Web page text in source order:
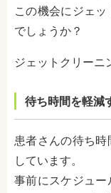
この機会にジェ
でしょうか？
ジェットクリー
待ち時間を軽減
患者さんの待ち
しています。
事前にスケジュー